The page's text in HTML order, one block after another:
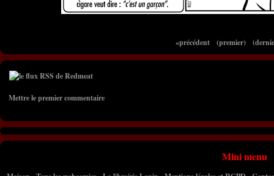
«précédent (premier)
Mettre le premier commentaire
Mini menu